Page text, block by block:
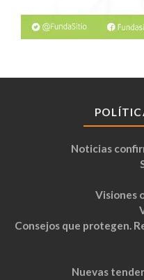
Noticias
Visiones
Consejos que protegen.
Nuevas